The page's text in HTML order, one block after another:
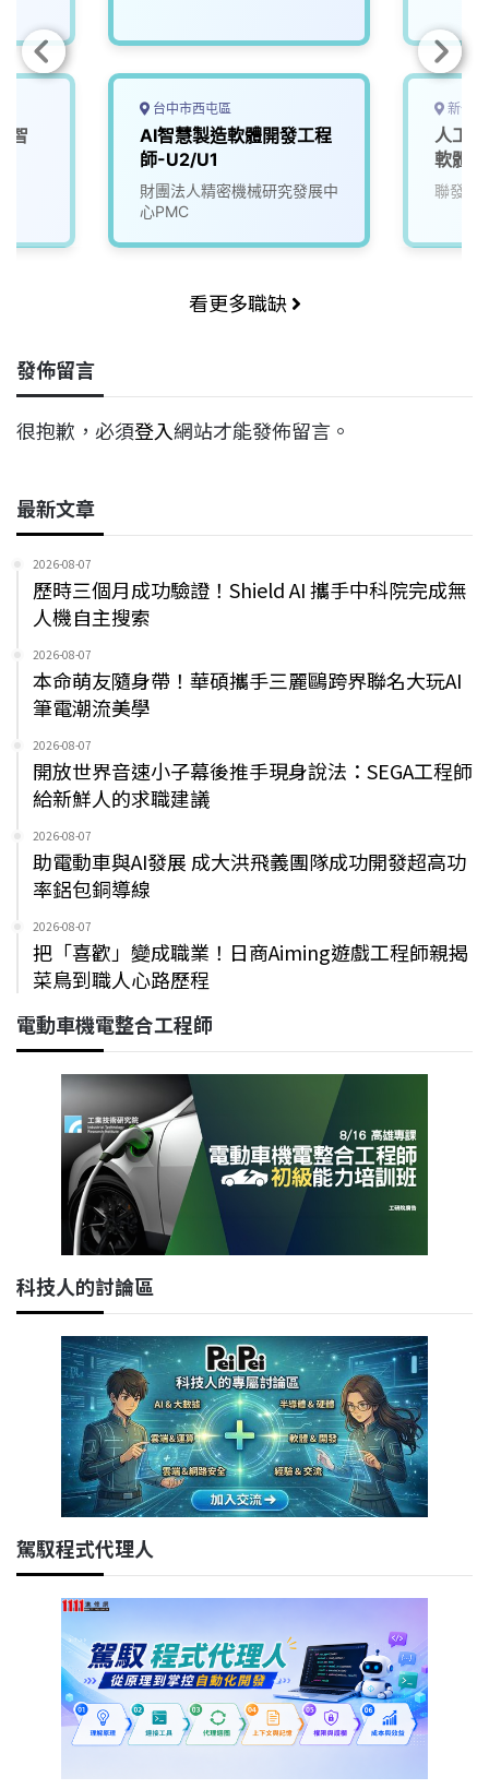
智
台中市西屯區
AI智慧製造軟體開發工程
師-U2/U1
財團法人精密機械研究發展中
心PMC
新竹
人工
軟體
聯發科
看更多職缺
發佈留言
很抱歉，必須登入網站才能發佈留言。
最新文章
2026-08-07
歷時三個月成功驗證！Shield AI 攜手中科院完成無
人機自主搜索
2026-08-07
本命萌友隨身帶！華碩攜手三麗鷗跨界聯名大玩AI
筆電潮流美學
2026-08-07
開放世界音速小子幕後推手現身說法：SEGA工程師
給新鮮人的求職建議
2026-08-07
助電動車與AI發展 成大洪飛義團隊成功開發超高功
率鋁包銅導線
2026-08-07
把「喜歡」變成職業！日商Aiming遊戲工程師親揭
菜鳥到職人心路歷程
電動車機電整合工程師
科技人的討論區
駕馭程式代理人